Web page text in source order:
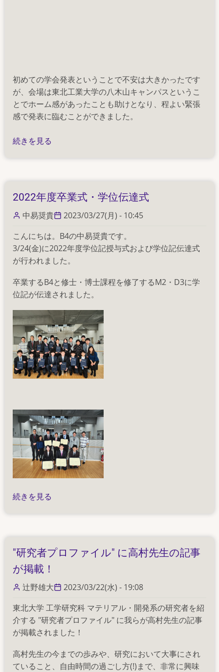
初めての学会発表ということで不安は大きかったです
が、会場は東北工業大学の八木山キャンパスというこ
とでホーム感があったことも助けとなり、程よい緊張
感で発表に臨むことができました。
電
第
90
大
会
（佐
藤）
の
続きを見る
2022年度卒業式・学位伝達式
中易奨貴
2023/03/27(月) - 10:45
こんにちは。B4の中易奨貴です。
3/24(金)に2022年度学位記授与式および学位記伝達式
が行われました。
卒業するB4と修士・博士課程を修了するM2・D3に学
位記が伝達されました。
2022
式・
学
位
達
式
の
続きを見る
"研究者プロファイル" に高村先生の記事
が掲載！
辻野雄大
2023/03/22(水) - 19:08
東北大学 工学研究科 マテリアル・開発系の研究者を紹
介する "研究者プロファイル" に我らが高村先生の記事
が掲載されました！
高村先生の今までの歩みや、研究において大事にされ
ていること、自由時間の過ごし方(!)まで、非常に興味